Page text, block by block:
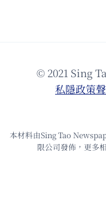
© 2021 Sing
私隱政策
本材料由Sing Tao
限公司發佈，更多